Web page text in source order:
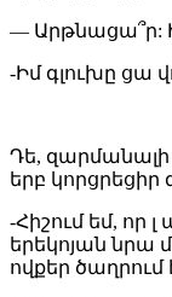
— Արթնացա՞ր:
-Իմ գլուխը ցա
Դե, զարմանալի
երբ կորցրեցիր
-Հիշում եմ, որ
երեկոյան նրա
ովքեր ծաղրում